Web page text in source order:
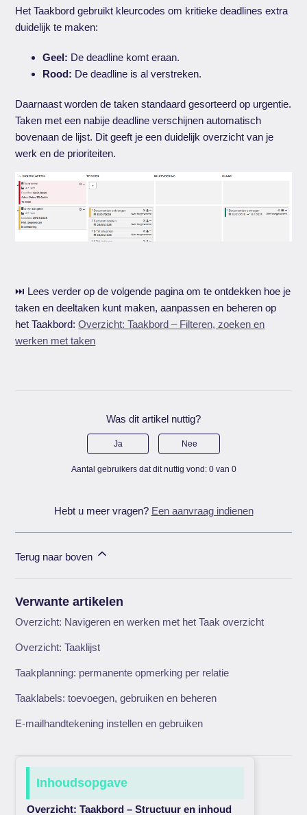
Het Taakbord gebruikt kleurcodes om kritieke deadlines extra
duidelijk te maken:
Geel: De deadline komt eraan.
Rood: De deadline is al verstreken.
Daarnaast worden de taken standaard gesorteerd op urgentie.
Taken met een nabije deadline verschijnen automatisch
bovenaan de lijst. Dit geeft je een duidelijk overzicht van je
werk en de prioriteiten.
⏭️ Lees verder op de volgende pagina om te ontdekken hoe je
taken en deeltaken kunt maken, aanpassen en beheren op
het Taakbord:Overzicht: Taakbord – Filteren, zoeken en
werken met taken
Was dit artikel nuttig?
Ja Nee
Aantal gebruikers dat dit nuttig vond: 0 van 0
Hebt u meer vragen? Een aanvraag indienen
Terug naar boven
Verwante artikelen
Overzicht: Navigeren en werken met het Taak overzicht
Overzicht: Taaklijst
Taakplanning: permanente opmerking per relatie
Taaklabels: toevoegen, gebruiken en beheren
E-mailhandtekening instellen en gebruiken
Inhoudsopgave
Overzicht: Taakbord – Structuur en inhoud